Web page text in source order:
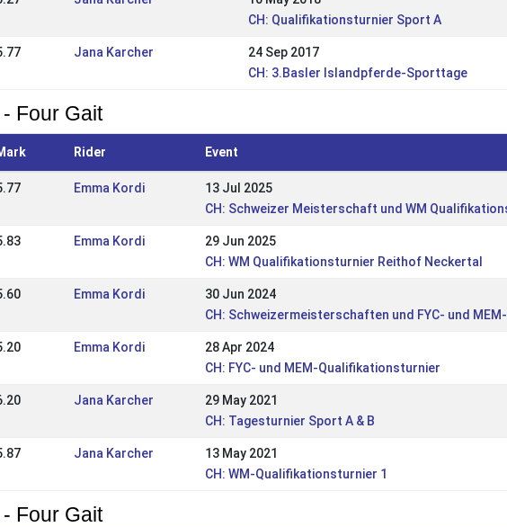
CH: Qualifikationsturnier Sport A
Jana Karcher
24 Sep 2017
CH: 3.Basler Islandpferde-Sporttage
Four Gait
Rider Event
Emma Kordi
13 Jul 2025
CH: Schweizer Meisterschaft und WM
Emma Kordi
29 Jun 2025
CH: WM Qualifikationsturnier Reithof Neckertal
Emma Kordi
30 Jun 2024
CH: Schweizermeisterschaften und FYC- und
Emma Kordi
28 Apr 2024
CH: FYC- und MEM-Qualifikationsturnier
Jana Karcher
29 May 2021
CH: Tagesturnier Sport A & B
Jana Karcher
13 May 2021
CH: WM-Qualifikationsturnier 1
Four Gait